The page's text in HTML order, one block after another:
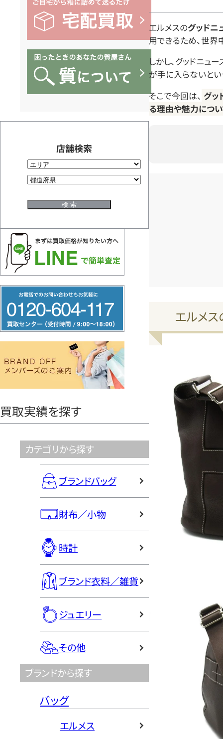
店舗検索
リ
ー
ヤ
買取実績を探す
カテゴリから探す
ブランドバッグ
財布／小物
時計
ブランド衣料／雑貨
ジュエリー
その他
ブランドから探す
バッグ
エルメス
エルメスのグッドニ
用できるため、世界
しかし、グッドニュ
が手に入らないとい
そこで今回は、 グッ
る理由や魅力につ
エルメス